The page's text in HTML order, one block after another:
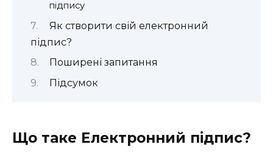
підпису
Як створити свій електронний
підпис?
Поширені запитання
Підсумок
Що таке Електронний підпис?